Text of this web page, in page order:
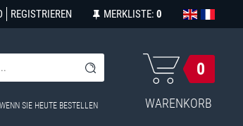
REGISTRIEREN MERKLISTE: 0
WENN SIE HEUTE BESTELLEN
0
WARENKORB